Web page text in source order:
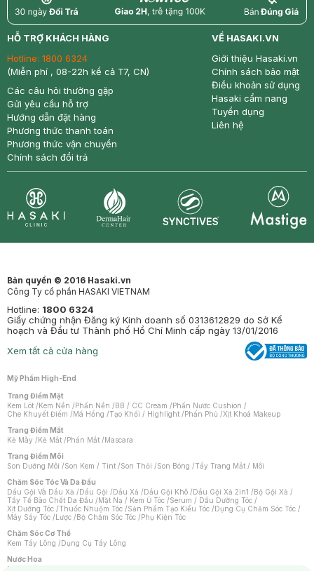
return nowfree price
HỖ TRỢ KHÁCH HÀNG
Hotline: 1800 6324
(Miễn phí , 08-22h kể cả T7, CN)
Các câu hỏi thường gặp
Gửi yêu cầu hỗ trợ
Hướng dẫn đặt hàng
Phương thức thanh toán
Phương thức vận chuyển
Chính sách đổi trả
VỀ HASAKI.VN
Giới thiệu Hasaki.vn
Chính sách bảo mật
Điều khoản sử dụng
Hasaki cẩm nang
Tuyển dụng
Liên hệ
Bản quyền © 2016 Hasaki.vn
Công Ty cổ phần HASAKI VIETNAM
Hotline: 1800 6324
Giấy chứng nhận Đăng ký Kinh doanh số 0313612829 do Sở Kế
hoạch và Đầu tư Thành phố Hồ Chí Minh cấp ngày 13/01/2016
Xem tất cả cửa hàng
Mỹ Phẩm High-End
Trang Điểm Mặt
Kem Lót /Kem Nền /Phấn Nền /BB / CC Cream /Phấn Nước Cushion /
Che Khuyết Điểm /Má Hồng /Tạo Khối / Highlight /Phấn Phủ /Xịt Khoá Makeup
Trang Điểm Mắt
Kẻ Mày /Kẻ Mắt /Phấn Mắt /Mascara
Trang Điểm Môi
Son Dưỡng Môi /Son Kem / Tint /Son Thỏi /Son Bóng /Tẩy Trang Mắt / Môi
Chăm Sóc Tóc Và Da Đầu
Dầu Gội Và Dầu Xả /Dầu Gội /Dầu Xả /Dầu Gội Khô /Dầu Gội Xả 2in1 /Bộ Gội Xả /
Tẩy Tế Bào Chết Da Đầu /Mặt Nạ / Kem Ủ Tóc /Serum / Dầu Dưỡng Tóc /
Xịt Dưỡng Tóc /Thuốc Nhuộm Tóc /Sản Phẩm Tạo Kiểu Tóc /Dụng Cụ Chăm Sóc Tóc /
Máy Sấy Tóc /Lược /Bộ Chăm Sóc Tóc /Phụ Kiện Tóc
Chăm Sóc Cơ Thể
Kem Tẩy Lông /Dụng Cụ Tẩy Lông
Nước Hoa
Nước Hoa Nữ